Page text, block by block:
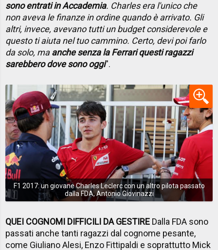
sono entrati in Accademia. Charles era l'unico che
non aveva le finanze in ordine quando è arrivato. Gli
altri, invece, avevano tutti un budget considerevole e
questo ti aiuta nel tuo cammino. Certo, devi poi farlo
da solo, maanche senza la Ferrari questi ragazzi
sarebbero dove sono oggi''.
F1 2017: un giovane Charles Leclerc con un altro pilota passato
dalla FDA, Antonio Giovinazzi
QUEI COGNOMI DIFFICILI DA GESTIRE Dalla FDA sono
passati anche tanti ragazzi dal cognome pesante,
come Giuliano Alesi, Enzo Fittipaldi e soprattutto Mick